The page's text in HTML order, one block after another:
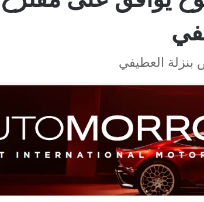
العطيفي